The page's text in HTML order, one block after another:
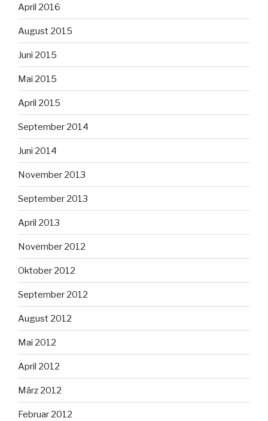
April 2016
August 2015
Juni 2015
Mai 2015
April 2015
September 2014
Juni 2014
November 2013
September 2013
April 2013
November 2012
Oktober 2012
September 2012
August 2012
Mai 2012
April 2012
März 2012
Februar 2012